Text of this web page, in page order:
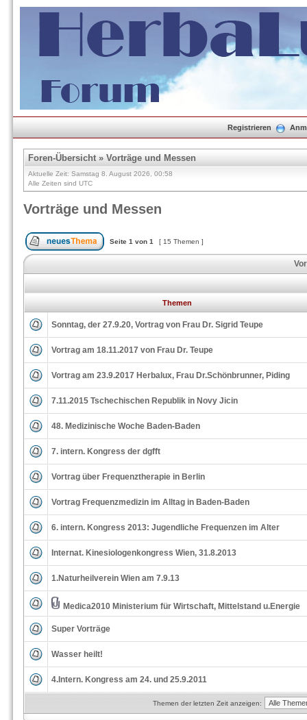
Registrieren
Foren-Übersicht» Vorträge und Messen
Aktuelle Zeit: Samstag 8. August 2026, 00:58
Alle Zeiten sind UTC
Vorträge und Messen
Seite 1 von 1 [ 15 Themen ]
Themen
Sonntag, der 27.9.20, Vortrag von Frau Dr. Sigrid Teupe
Vortrag am 18.11.2017 von Frau Dr. Teupe
Vortrag am 23.9.2017 Herbalux, Frau Dr.Schönbrunner, Piding
7.11.2015 Tschechischen Republik in Novy Jicin
48. Medizinische Woche Baden-Baden
7. intern. Kongress der dgfft
Vortrag über Frequenztherapie in Berlin
Vortrag Frequenzmedizin im Alltag in Baden-Baden
6. intern. Kongress 2013: Jugendliche Frequenzen im Alter
Internat. Kinesiologenkongress Wien, 31.8.2013
1.Naturheilverein Wien am 7.9.13
Medica2010 Ministerium für Wirtschaft, Mittelstand u.Energie
Super Vorträge
Wasser heilt!
4.Intern. Kongress am 24. und 25.9.2011
Themen der letzten Zeit anzeigen: